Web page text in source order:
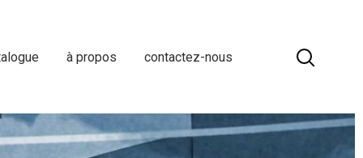
à propos contactez-nous